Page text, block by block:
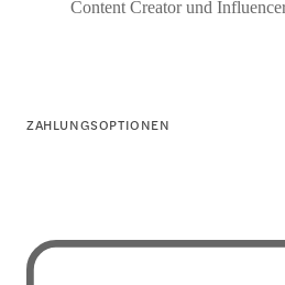
Content Creator und
ZAHLUNGSOPTIONEN